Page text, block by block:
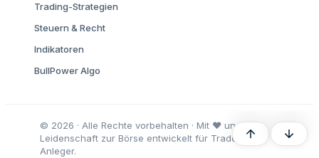
Trading-Strategien
Steuern & Recht
Indikatoren
BullPower Algo
© 2026 · Alle Rechte vorbehalten · Mit ♥ und
Leidenschaft zur Börse entwickelt für Trader und
Anleger.
Oben Unten